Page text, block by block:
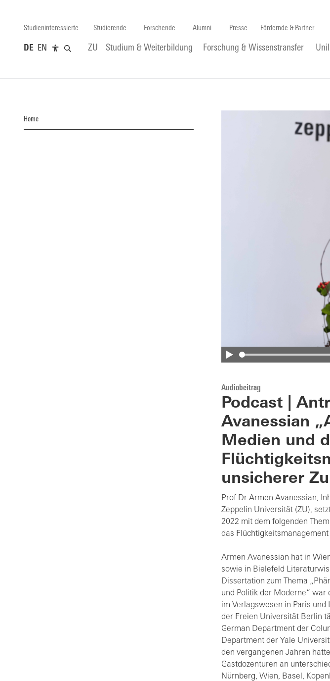
Studieninteressierte Studierende Forschende Alumni Presse Fördernde & Partner
DE EN ZU Studium & Weiterbildung Forschung & Wissenstransfer
Home
Audiobeitrag
Podcast |
Avanessian
Medien und
unsicherer
Prof Dr Armen Avanessian,
Zeppelin Universität (ZU),
2022 mit dem folgenden
das
Armen Avanessian hat in
sowie in Bielefeld
Dissertation zum Thema
und Politik der Moderne“ war
im Verlagswesen in Paris
der Freien Universität Berlin
German Department der
Department der Yale
den vergangenen Jahren
Gastdozenturen an
Nürnberg, Wien, Basel,